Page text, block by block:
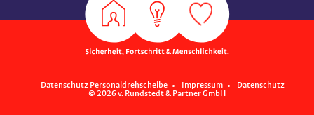
© 2026 v. Rundstedt & Partner GmbH
Datenschutz Personaldrehscheibe Impressum Datenschutz